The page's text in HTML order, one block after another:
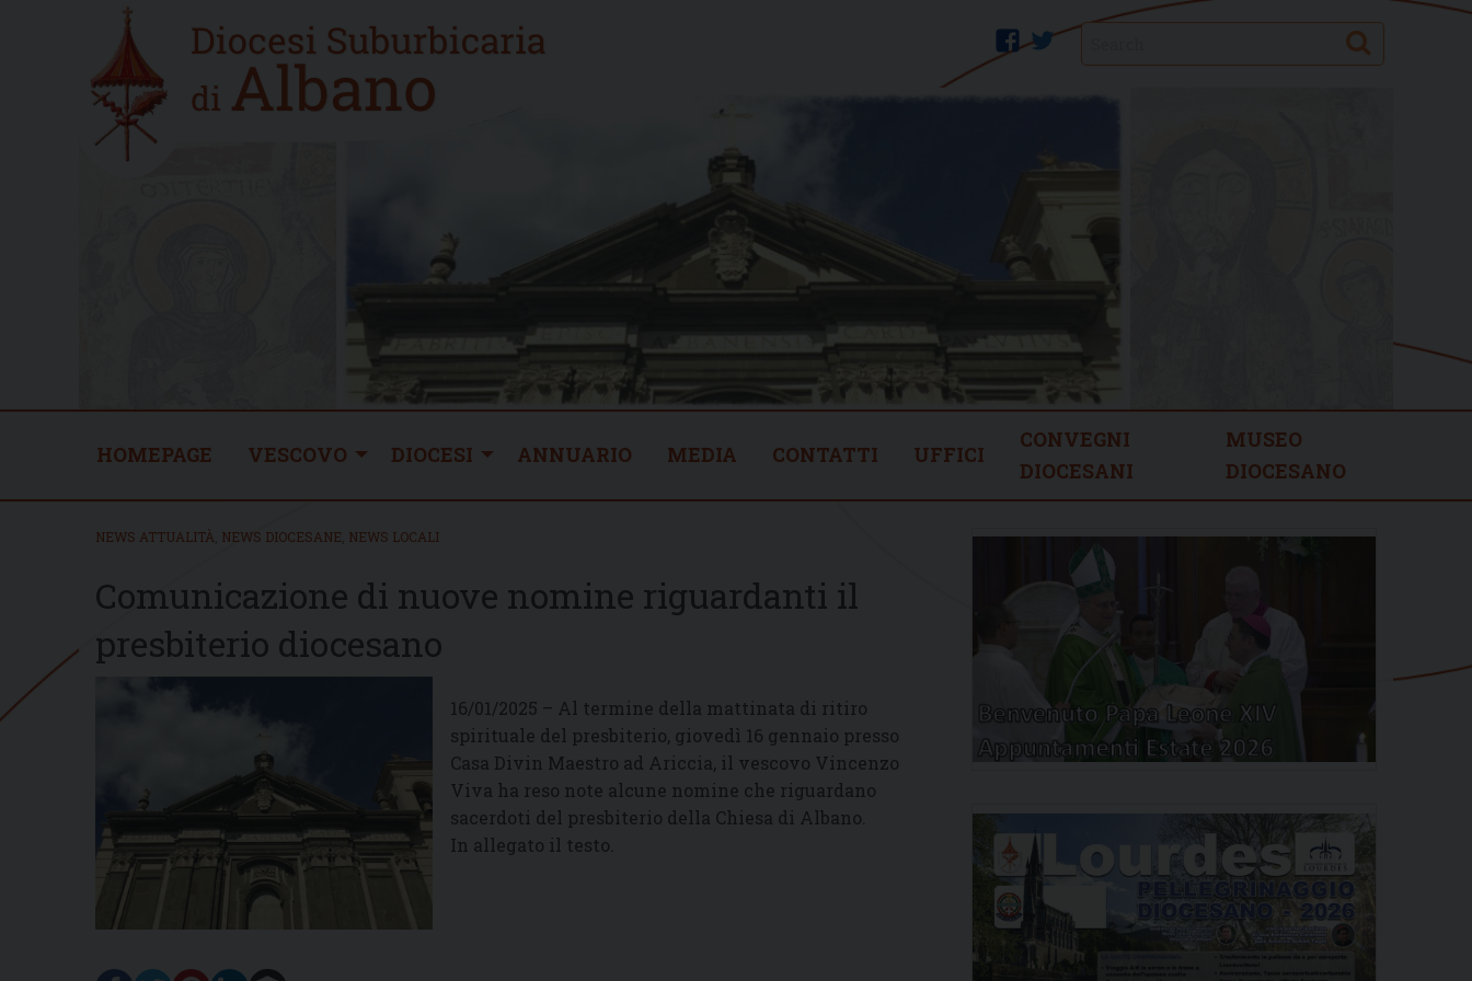
Home
new
twitter
facebook Search
HOMEPAGE VESCOVO DIOCESI ANNUARIO MEDIA CONTATTI UFFICI
CONVEGNI
DIOCESANI
MUSEO
DIOCESANO
NEWS ATTUALITÀ NEWS DIOCESANE NEWS LOCALI
Comunicazione di nuove nomine riguardanti il
presbiterio diocesano
16/01/2025 – Al termine della mattinata di ritiro
spirituale del presbiterio, giovedì 16 gennaio presso
Casa Divin Maestro ad Ariccia, il vescovo Vincenzo
Viva ha reso note alcune nomine che riguardano
sacerdoti del presbiterio della Chiesa di Albano.
In allegato il testo.